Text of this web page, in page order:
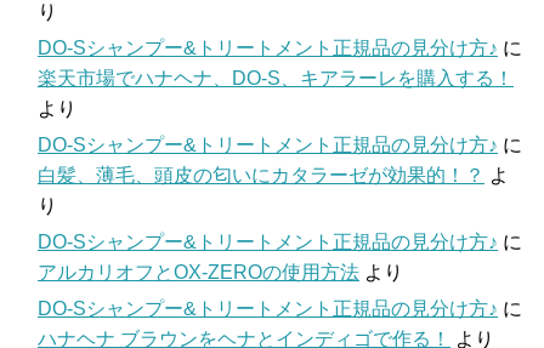
り
DO-Sシャンプー&トリートメント正規品の見分け方♪ に
楽天市場でハナヘナ、DO-S、キアラーレを購入する！
より
DO-Sシャンプー&トリートメント正規品の見分け方♪ に
白髪、薄毛、頭皮の匂いにカタラーゼが効果的！？ よ
り
DO-Sシャンプー&トリートメント正規品の見分け方♪ に
アルカリオフとOX-ZEROの使用方法 より
DO-Sシャンプー&トリートメント正規品の見分け方♪ に
ハナヘナ ブラウンをヘナとインディゴで作る！
より